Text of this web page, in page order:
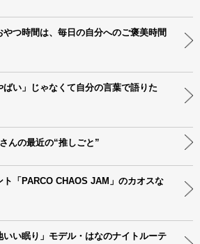
つ時間は、毎日の自分へのご褒美時間
い」じゃなくて自分の言葉で語りた
んの最近の“推しごと”
ト「PARCO CHAOS JAM」のカオスな
いい眠り」モデル・はなのナイトルーテ